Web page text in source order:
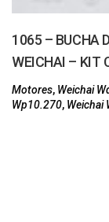
1065 – BUCHA
WEICHAI – KIT
Motores, Weichai
Wp10.270, Weichai